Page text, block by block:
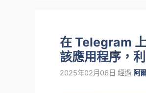
在 Telegram
該應用程序，
2025年02月06日 經過 阿